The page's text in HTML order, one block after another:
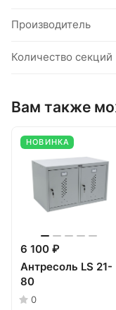
Производитель
Количество секций
Вам также
НОВИНКА
6 100 ₽
Антресоль LS 21-
80
0